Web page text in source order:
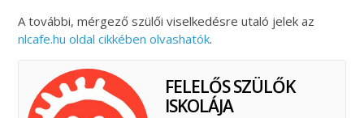
A további, mérgező szülői viselkedésre utaló jelek az
nlcafe.hu oldal cikkében olvashatók.
FELELŐS SZÜLŐK
ISKOLÁJA